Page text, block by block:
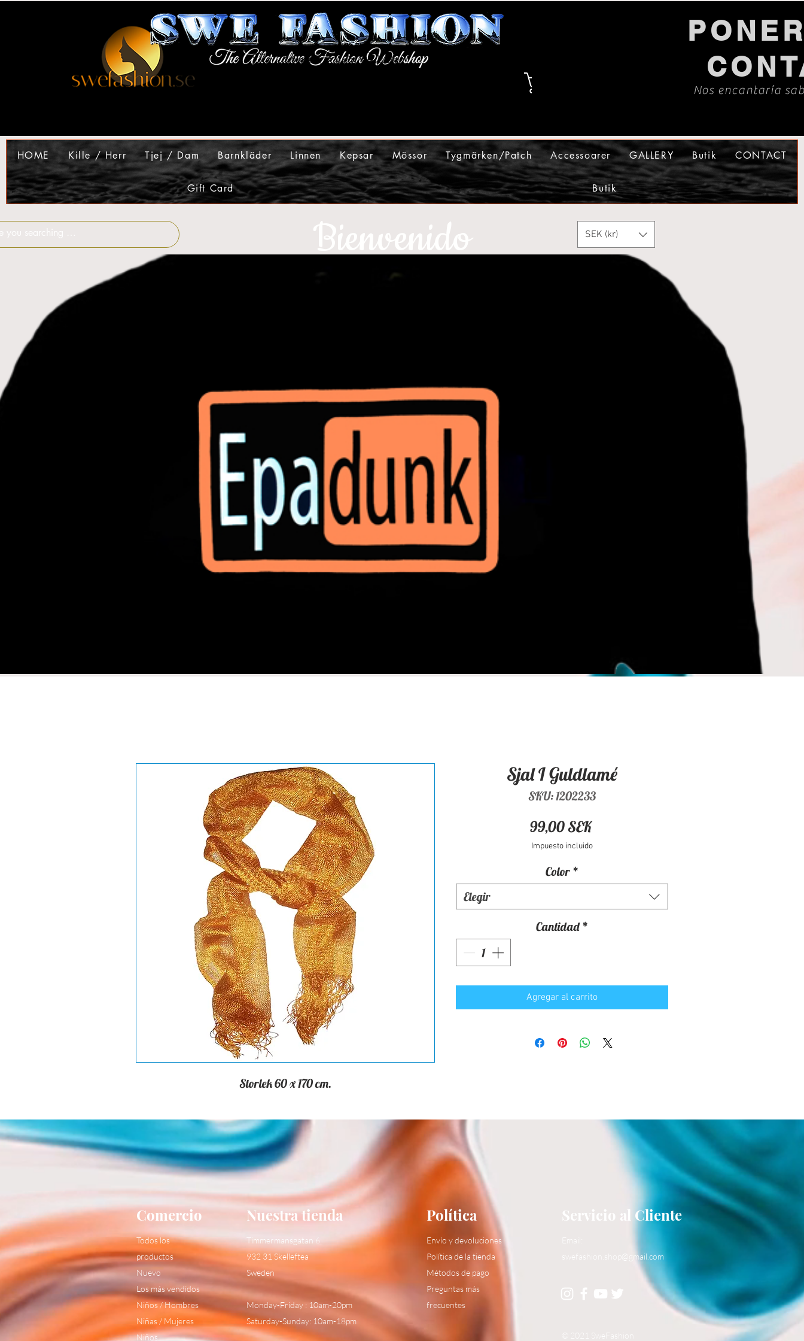
Nos encantaría
HOME Kille / Herr Tjej / Dam Barnkläder Linnen Kepsar Mössor Tygmärken/Patch Accessoarer GALLERY Butik CONTACT
Gift Card Butik
Bienvenido SEK (kr)
Storlek 60 x 170 cm.
Sjal I Guldlamé
SKU: 1202233
99,00 SEKPrecio
Impuesto incluido
Color *
Elegir
Cantidad *
Agregar al carrito
Comercio
Todos los
productos
Nuevo
Los más vendidos
Niños / Hombres
Niñas / Mujeres
Niños
Nuestra tienda
Timmermansgatan 6
932 31 Skelleftea
Sweden
Monday-Friday : 10am-20pm
Saturday-Sunday: 10am-18pm
Política
Envío y devoluciones
Política de la tienda
Métodos de pago
Preguntas más
frecuentes
Servicio al Cliente
Email:
swefashion.shop@gmail.com
© 2021 SweFashion